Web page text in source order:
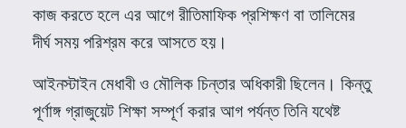
কাজ করতে হলে এর আগে রীতিমাফিক প্রশিক্ষণ বা তালিমের
দীর্ঘ সময় পরিশ্রম করে আসতে হয়।
আইনস্টাইন মেধাবী ও মৌলিক চিন্তার অধিকারী ছিলেন। কিন্তু
পূর্ণাঙ্গ গ্রাজুয়েট শিক্ষা সম্পূর্ণ করার আগ পর্যন্ত তিনি যথেষ্ট